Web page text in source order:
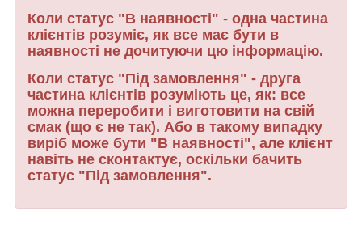
Коли статус "В наявності" - одна частина
клієнтів розуміє, як все має бути в
наявності не дочитуючи цю інформацію.
Коли статус "Під замовлення" - друга
частина клієнтів розуміють це, як: все
можна переробити і виготовити на свій
смак (що є не так). Або в такому випадку
виріб може бути "В наявності", але клієнт
навіть не сконтактує, оскільки бачить
статус "Під замовлення".